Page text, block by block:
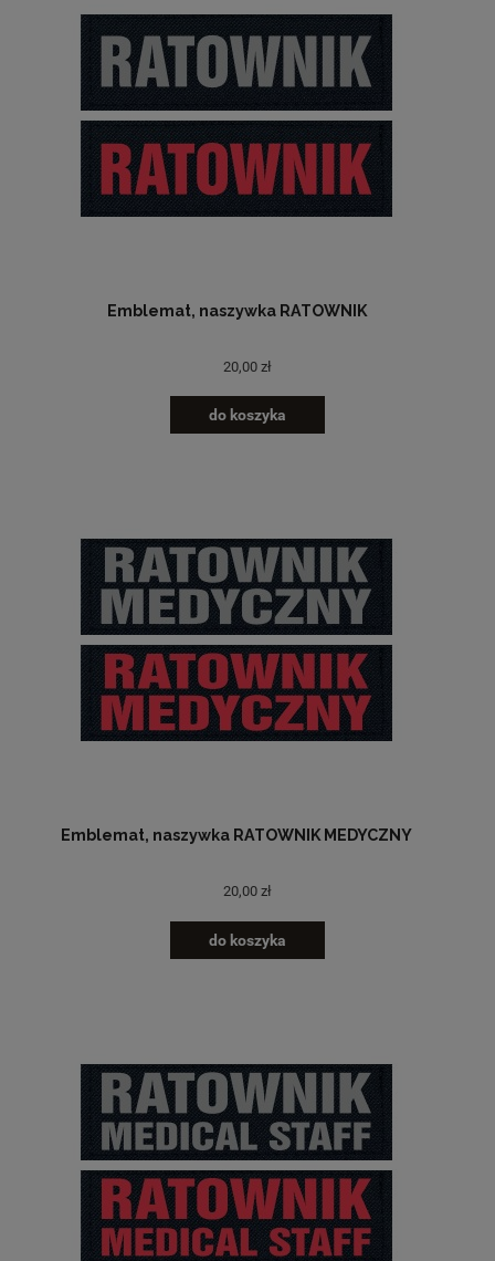
Emblemat, naszywka RATOWNIK
20,00 zł
do koszyka
Emblemat, naszywka RATOWNIK MEDYCZNY
20,00 zł
do koszyka